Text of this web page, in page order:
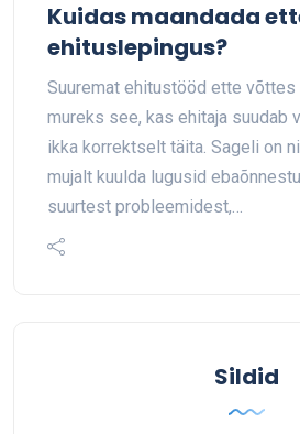
Kuidas maandada
ehituslepingus?
Suuremat ehitustööd ette
mureks see, kas ehitaja suudab
ikka korrektselt täita. Sageli on
mujalt kuulda lugusid
suurtest probleemidest,…
Sildid